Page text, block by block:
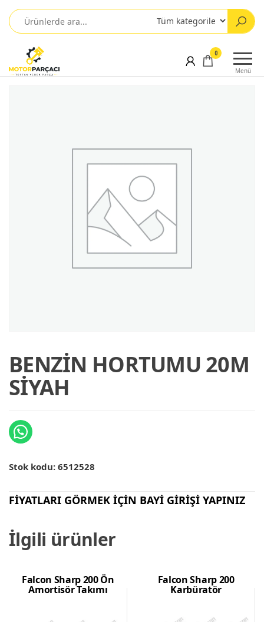
Menü
0
BENZİN HORTUMU 20M
SİYAH
Stok kodu: 6512528
FİYATLARI GÖRMEK İÇİN BAYİ GİRİŞİ YAPINIZ
İlgili ürünler
Falcon Sharp 200 Ön
Amortisör Takımı
Falcon Sharp 200
Karbüratör